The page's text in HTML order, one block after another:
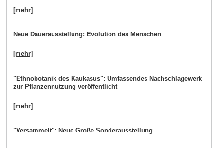
[mehr]
Neue Dauerausstellung: Evolution des Menschen
[mehr]
"Ethnobotanik des Kaukasus": Umfassendes Nachschlagewerk
zur Pflanzennutzung veröffentlicht
[mehr]
"Versammelt": Neue Große Sonderausstellung